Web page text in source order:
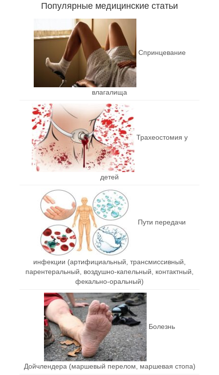
Популярные медицинские статьи
Спринцевание
влагалища
Трахеостомия у
детей
Пути передачи
инфекции (артифициальный, трансмиссивный,
парентеральный, воздушно-капельный, контактный,
фекально-оральный)
Болезнь
Дойчлендера (маршевый перелом, маршевая стопа)